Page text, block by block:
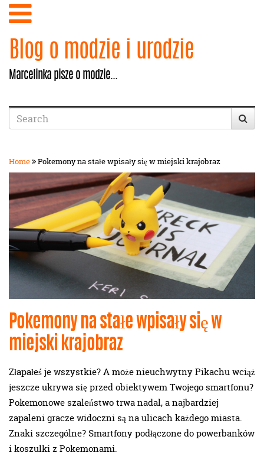
Blog o modzie i urodzie
Marcelinka pisze o modzie...
Home Pokemony na stałe wpisały się w miejski krajobraz
Pokemony na stałe wpisały się w
miejski krajobraz
Złapałeś je wszystkie? A może nieuchwytny Pikachu wciąż
jeszcze ukrywa się przed obiektywem Twojego smartfonu?
Pokemonowe szaleństwo trwa nadal, a najbardziej
zapaleni gracze widoczni są na ulicach każdego miasta.
Znaki szczególne? Smartfony podłączone do powerbanków
i koszulki z Pokemonami.